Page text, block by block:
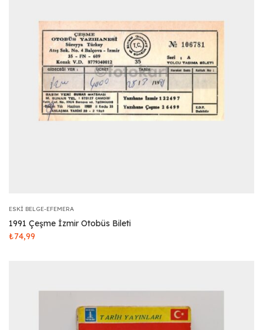
ESKI BELGE-EFEMERA
1991 Çeşme İzmir Otobüs Bileti
₺74,99